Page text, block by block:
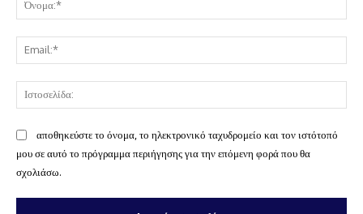
αποθηκεύστε το όνομα, το ηλεκτρονικό ταχυδρομείο και τον ιστότοπό
μου σε αυτό το πρόγραμμα περιήγησης για την επόμενη φορά που θα
σχολιάσω.